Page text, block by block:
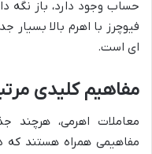
حساب وجود دارد، باز
فیوچرز با اهرم بالا
ای است.
مفاهیم کلیدی
معاملات اهرمی، هرچند
مفاهیمی همراه هستند که